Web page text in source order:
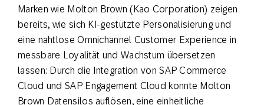
Marken wie Molton Brown (Kao Corporation) zeigen
bereits, wie sich KI-gestützte Personalisierung und
eine nahtlose Omnichannel Customer Experience in
messbare Loyalität und Wachstum übersetzen
lassen: Durch die Integration von SAP Commerce
Cloud und SAP Engagement Cloud konnte Molton
Brown Datensilos auflösen, eine einheitliche